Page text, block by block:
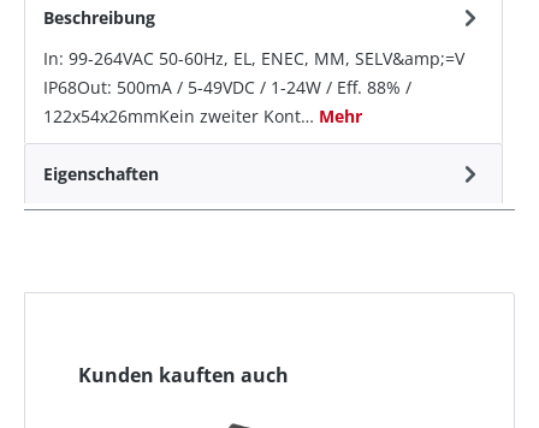
Beschreibung
In: 99-264VAC 50-60Hz, EL, ENEC, MM, SELV&amp;=V
IP68Out: 500mA / 5-49VDC / 1-24W / Eff. 88% /
122x54x26mmKein zweiter Kont… Mehr
Eigenschaften
Kunden kauften auch